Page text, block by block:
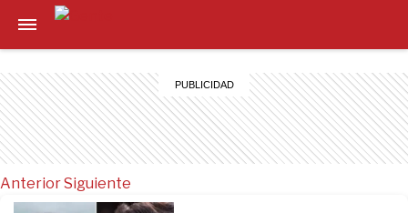
AnteriorSiguiente